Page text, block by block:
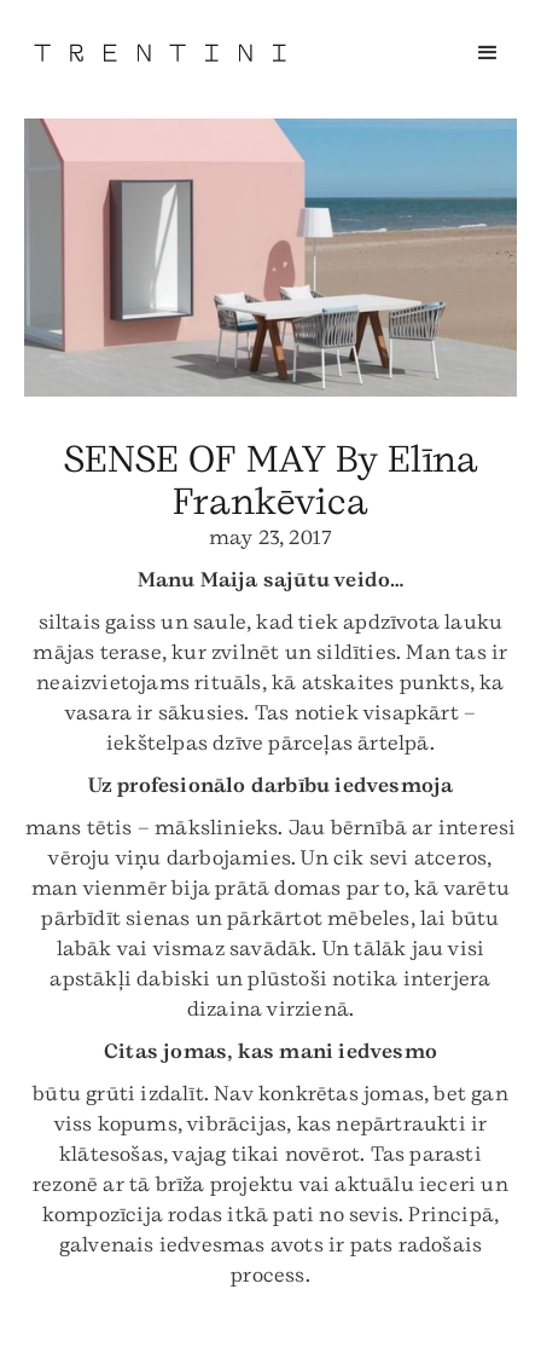
SENSE OF MAY By Elīna
Frankēvica
may 23, 2017
Manu Maija sajūtu veido…
siltais gaiss un saule, kad tiek apdzīvota lauku
mājas terase, kur zvilnēt un sildīties. Man tas ir
neaizvietojams rituāls, kā atskaites punkts, ka
vasara ir sākusies. Tas notiek visapkārt –
iekštelpas dzīve pārceļas ārtelpā.
Uz profesionālo darbību iedvesmoja
mans tētis – mākslinieks. Jau bērnībā ar interesi
vēroju viņu darbojamies. Un cik sevi atceros,
man vienmēr bija prātā domas par to, kā varētu
pārbīdīt sienas un pārkārtot mēbeles, lai būtu
labāk vai vismaz savādāk. Un tālāk jau visi
apstākļi dabiski un plūstoši notika interjera
dizaina virzienā.
Citas jomas, kas mani iedvesmo
būtu grūti izdalīt. Nav konkrētas jomas, bet gan
viss kopums, vibrācijas, kas nepārtraukti ir
klātesošas, vajag tikai novērot. Tas parasti
rezonē ar tā brīža projektu vai aktuālu ieceri un
kompozīcija rodas itkā pati no sevis. Principā,
galvenais iedvesmas avots ir pats radošais
process.